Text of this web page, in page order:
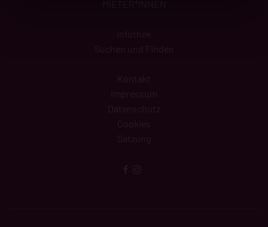
Infothek
Suchen und Finden
Kontakt
Impressum
Datenschutz
Cookies
Satzung